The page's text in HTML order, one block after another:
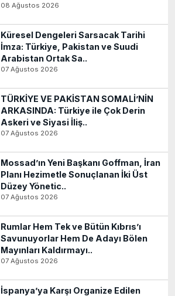
08 Ağustos 2026
Küresel Dengeleri Sarsacak Tarihi
İmza: Türkiye, Pakistan ve Suudi
Arabistan Ortak Sa..
07 Ağustos 2026
TÜRKİYE VE PAKİSTAN SOMALİ’NİN
ARKASINDA: Türkiye ile Çok Derin
Askeri ve Siyasi İliş..
07 Ağustos 2026
Mossad’ın Yeni Başkanı Goffman, İran
Planı Hezimetle Sonuçlanan İki Üst
Düzey Yönetic..
07 Ağustos 2026
Rumlar Hem Tek ve Bütün Kıbrıs’ı
Savunuyorlar Hem De Adayı Bölen
Mayınları Kaldırmayı..
07 Ağustos 2026
İspanya’ya Karşı Organize Edilen